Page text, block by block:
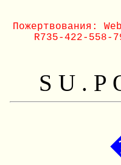
Пожертвования:
R735-422-558-
S U . P